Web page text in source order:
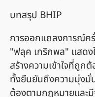
บทสรุป BHIP
การออกแถลงการณ์ค
"ฟลุค เกริกพล" แสดง
สร้างความเข้าใจที่ถูก
ทั้งยืนยันถึงความมุ่งมั่
ต้องตามกฎหมายและ